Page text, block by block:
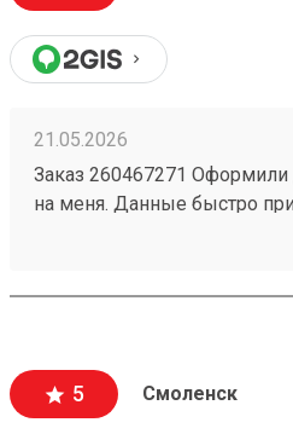
21.05.2026
Заказ 260467271 Оформили
на меня. Данные быстро
доставки и из чего. Даже
поддержку, моментально
отредактировала заказ и
5 Смоленск